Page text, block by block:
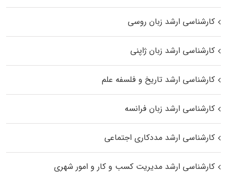
کارشناسی ارشد زبان روسی
کارشناسی ارشد زبان ژاپنی
کارشناسی ارشد تاریخ و فلسفه علم
کارشناسی ارشد زبان فرانسه
کارشناسی ارشد مددکاری اجتماعی
کارشناسی ارشد مدیریت کسب و کار و امور شهری